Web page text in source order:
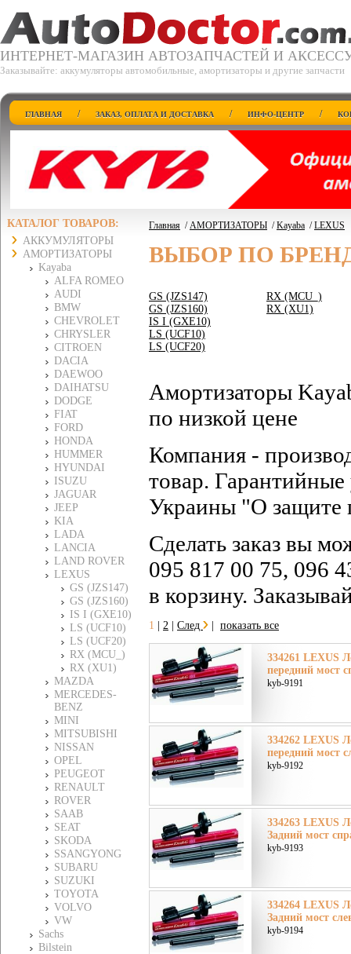
ИНТЕРНЕТ-МАГАЗИН АВТОЗАПЧАСТЕЙ И
Заказывайте: аккумуляторы автомобильные, амортизаторы и другие запчасти
ГЛАВНАЯ / ЗАКАЗ, ОПЛАТА И ДОСТАВКА / ИНФО-ЦЕНТР /
КАТАЛОГ ТОВАРОВ:
АККУМУЛЯТОРЫ
АМОРТИЗАТОРЫ
Kayaba
ALFA ROMEO
AUDI
BMW
CHEVROLET
CHRYSLER
CITROEN
DACIA
DAEWOO
DAIHATSU
DODGE
FIAT
FORD
HONDA
HUMMER
HYUNDAI
ISUZU
JAGUAR
JEEP
KIA
LADA
LANCIA
LAND ROVER
LEXUS
GS (JZS147)
GS (JZS160)
IS I (GXE10)
LS (UCF10)
LS (UCF20)
RX (MCU_)
RX (XU1)
MAZDA
MERCEDES-
BENZ
MINI
MITSUBISHI
NISSAN
OPEL
PEUGEOT
RENAULT
ROVER
SAAB
SEAT
SKODA
SSANGYONG
SUBARU
SUZUKI
TOYOTA
VOLVO
VW
Sachs
Bilstein
Главная /АМОРТИЗАТОРЫ /Kayaba /LEXUS
ВЫБОР ПО
GS (JZS147)
GS (JZS160)
IS I (GXE10)
LS (UCF10)
LS (UCF20)
RX (MCU_)
RX (XU1)
Амортизаторы
по низкой цене
Компания -
товар. Гарантийные
Украины "О защите
Сделать заказ вы
095 817 00 75, 096
в корзину.
1 2 След показать все
334261 LEXUS
передний мост
kyb-9191
334262 LEXUS
передний мост
kyb-9192
334263 LEXUS
Задний мост
kyb-9193
334264 LEXUS
Задний мост
kyb-9194